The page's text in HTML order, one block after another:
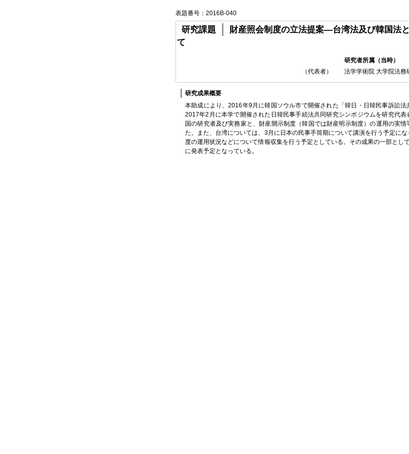
表題番号：2016B-040
研究課題
財産照会制度の立法提案―台湾法及び韓国法
て
研究者所属（当時）
（代表者）
法学学術院 大学院法務
研究成果概要
本助成により、2016年9月に韓国ソウル市で開催された「韓日・日韓民事訴訟法
2017年2月に本学で開催された日韓民事手続法共同研究シンポジウムを研究代
国の研究者及び実務家と、財産開示制度（韓国では財産明示制度）の運用の実
た。また、台湾については、3月に日本の民事手筒期について講演を行う予定に
度の運用状況などについて情報収集を行う予定としている。その成果の一部とし
に発表予定となっている。